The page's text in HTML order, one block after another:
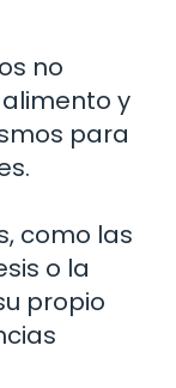
no
y
para
como las
o la
propio